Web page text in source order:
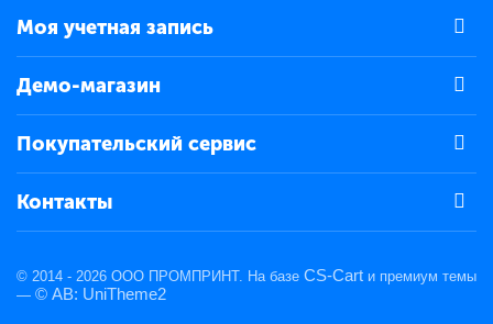
Моя учетная запись
Демо-магазин
Покупательский сервис
Контакты
© 2014 - 2026 ООО ПРОМПРИНТ. На базе CS-Cart и премиум темы
— © AB: UniTheme2